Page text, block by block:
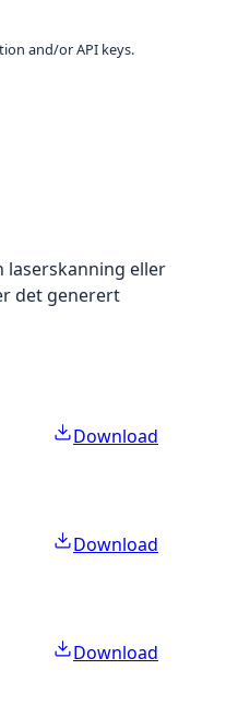
and/or API keys.
laserskanning eller
det generert
Download
Download
Download